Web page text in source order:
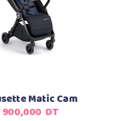
au panier
Matic Cam
900,000 DT